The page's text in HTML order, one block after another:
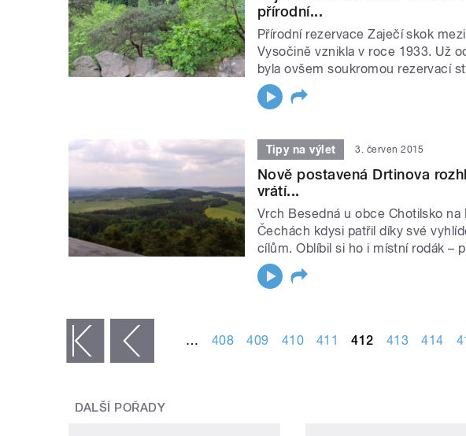
přírodní...
Přírodní rezervace Zaječí skok
Vysočině vznikla v roce 1933. Už
byla ovšem soukromou rezervací
Tipy na výlet 3. červen 2015
Nově postavená Drtinova
vrátí...
Vrch Besedná u obce Chotilsko na
Čechách kdysi patřil díky své
cílům. Oblíbil si ho i místní rodák –
‹ předchozí … 408 409 410 411 412 413 414
DALŠÍ POŘADY